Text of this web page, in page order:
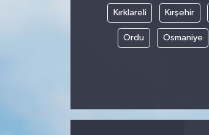
Kırklareli Kırşehir
Ordu Osmaniye